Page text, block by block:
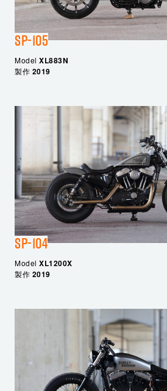
SP-105
Model XL883N
製作 2019
SP-104
Model XL1200X
製作 2019